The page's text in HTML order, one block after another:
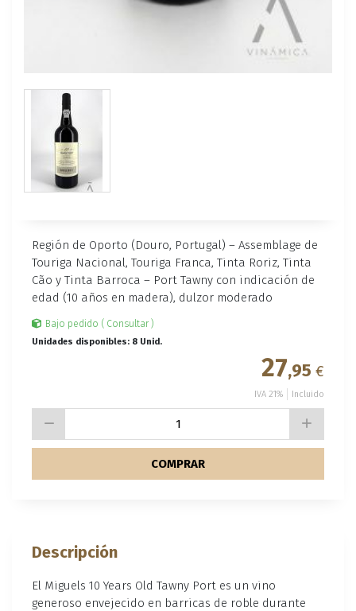
Región de Oporto (Douro, Portugal) – Assemblage de
Touriga Nacional, Touriga Franca, Tinta Roriz, Tinta
Cão y Tinta Barroca – Port Tawny con indicación de
edad (10 años en madera), dulzor moderado
Bajo pedido ( Consultar )
Unidades disponibles: 8 Unid.
27,95 €
IVA 21% Incluido
COMPRAR
Descripción
El Miguels 10 Years Old Tawny Port es un vino
generoso envejecido en barricas de roble durante